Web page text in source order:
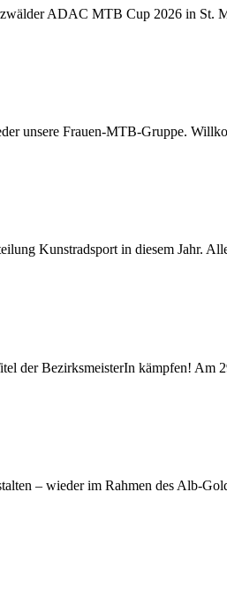
ADAC MTB Cup 2026 in St.
unsere Frauen-MTB-Gruppe.
Kunstradsport in diesem Jahr.
der BezirksmeisterIn kämpfen!
– wieder im Rahmen des Alb-